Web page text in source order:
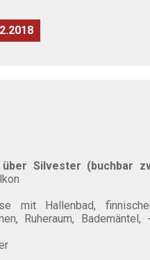
Silvester (buchbar
mit Hallenbad,
Ruheraum, Bademäntel,